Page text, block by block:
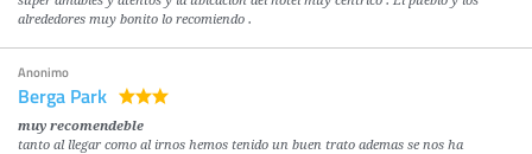
alrededores muy bonito lo recomiendo .
Anonimo
Berga Park
muy recomendeble
tanto al llegar como al irnos hemos tenido un buen trato ademas se nos ha